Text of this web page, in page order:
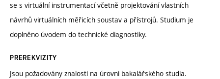
se s virtuální instrumentací včetně projektování vlastních
návrhů virtuálních měřicích soustav a přístrojů. Studium je
doplněno úvodem do technické diagnostiky.
PREREKVIZITY
Jsou požadovány znalosti na úrovni bakalářského studia.